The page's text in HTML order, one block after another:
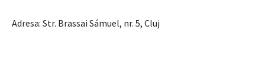
Adresa: Str. Brassai Sámuel, nr. 5, Cluj